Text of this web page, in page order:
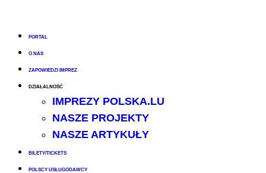
PORTAL
O NAS
ZAPOWIEDZI IMPREZ
DZIAŁALNOŚĆ
IMPREZY POLSKA.LU
NASZE PROJEKTY
NASZE ARTYKUŁY
BILETY/TICKETS
POLSCY USŁUGODAWCY